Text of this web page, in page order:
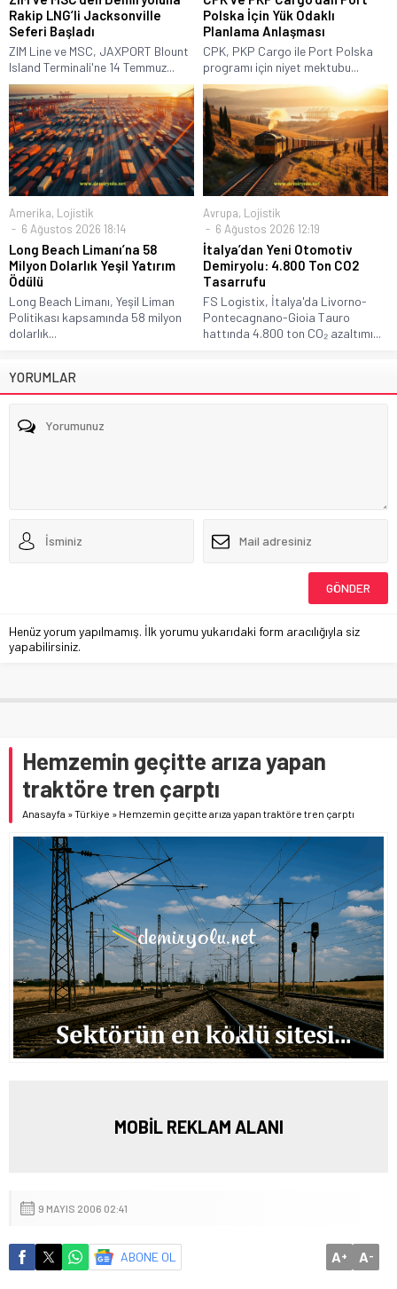
Rakip LNG’li Jacksonville
Seferi Başladı
ZIM Line ve MSC, JAXPORT Blount
Island Terminali'ne 14 Temmuz...
Polska İçin Yük Odaklı
Planlama Anlaşması
CPK, PKP Cargo ile Port Polska
programı için niyet mektubu...
Amerika, Lojistik
6 Ağustos 2026 18:14
Long Beach Limanı’na 58
Milyon Dolarlık Yeşil Yatırım
Ödülü
Long Beach Limanı, Yeşil Liman
Politikası kapsamında 58 milyon
dolarlık...
Avrupa, Lojistik
6 Ağustos 2026 12:19
İtalya’dan Yeni Otomotiv
Demiryolu: 4.800 Ton CO2
Tasarrufu
FS Logistix, İtalya'da Livorno-
Pontecagnano-Gioia Tauro
hattında 4.800 ton CO₂ azaltımı...
YORUMLAR
Henüz yorum yapılmamış. İlk yorumu yukarıdaki form aracılığıyla siz
yapabilirsiniz.
Hemzemin geçitte arıza yapan
traktöre tren çarptı
Anasayfa »Türkiye » Hemzemin geçitte arıza yapan traktöre tren çarptı
MOBİL REKLAM ALANI
9 MAYIS 2006 02:41
ABONE OL A+ A-